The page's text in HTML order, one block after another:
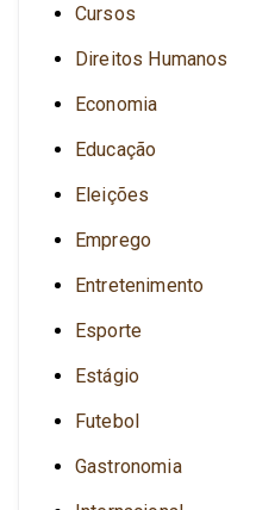
Cursos
Direitos Humanos
Economia
Educação
Eleições
Emprego
Entretenimento
Esporte
Estágio
Futebol
Gastronomia